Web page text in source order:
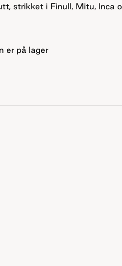
strikket i Finull, Mitu, Inca
er på lager